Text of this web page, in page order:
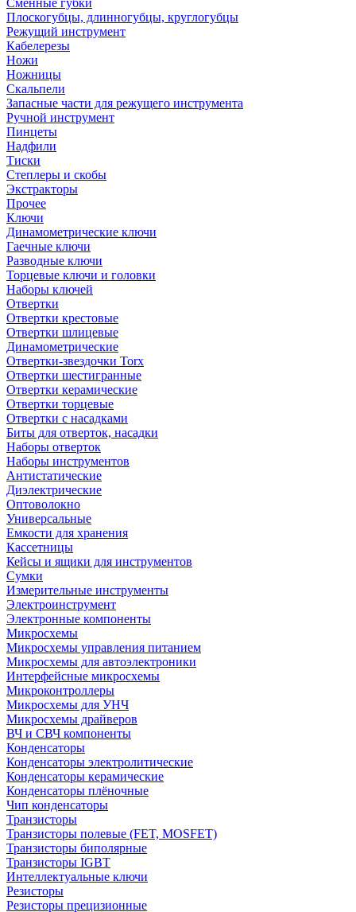
Сменные губки
Плоскогубцы, длинногубцы, круглогубцы
Режущий инструмент
Кабелерезы
Ножи
Ножницы
Скальпели
Запасные части для режущего инструмента
Ручной инструмент
Пинцеты
Надфили
Тиски
Степлеры и скобы
Экстракторы
Прочее
Ключи
Динамометрические ключи
Гаечные ключи
Разводные ключи
Торцевые ключи и головки
Наборы ключей
Отвертки
Отвертки крестовые
Отвертки шлицевые
Динамометрические
Отвертки-звездочки Torx
Отвертки шестигранные
Отвертки керамические
Отвертки торцевые
Отвертки с насадками
Биты для отверток, насадки
Наборы отверток
Наборы инструментов
Антистатические
Диэлектрические
Оптоволокно
Универсальные
Емкости для хранения
Кассетницы
Кейсы и ящики для инструментов
Сумки
Измерительные инструменты
Электроинструмент
Электронные компоненты
Микросхемы
Микросхемы управления питанием
Микросхемы для автоэлектроники
Интерфейсные микросхемы
Микроконтроллеры
Микросхемы для УНЧ
Микросхемы драйверов
ВЧ и СВЧ компоненты
Конденсаторы
Конденсаторы электролитические
Конденсаторы керамические
Конденсаторы плёночные
Чип конденсаторы
Транзисторы
Транзисторы полевые (FET, MOSFET)
Транзисторы биполярные
Транзисторы IGBT
Интеллектуальные ключи
Резисторы
Резисторы прецизионные